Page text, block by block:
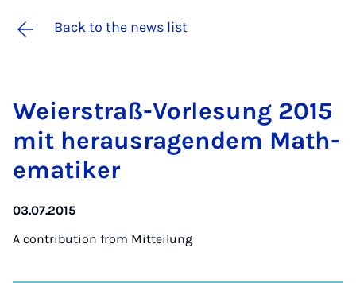
Back to the news list
Wei­er­straß-Vor­le­sung 2015
mit heraus­ra­gen­dem Math­
em­atiker
03.07.2015
A contribution from Mitteilung